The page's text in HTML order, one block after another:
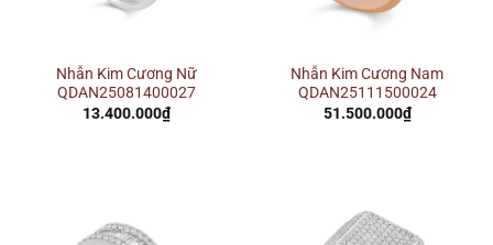
Nhẫn Kim Cương Nữ
QDAN25081400027
13.400.000₫
Nhẫn Kim Cương Nam
QDAN25111500024
51.500.000₫